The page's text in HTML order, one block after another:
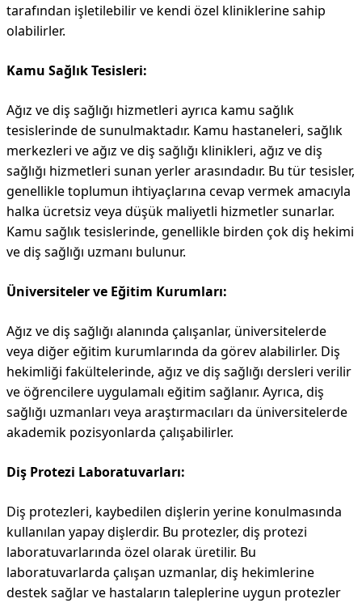
tarafından işletilebilir ve kendi özel kliniklerine sahip
olabilirler.
Kamu Sağlık Tesisleri:
Ağız ve diş sağlığı hizmetleri ayrıca kamu sağlık
tesislerinde de sunulmaktadır. Kamu hastaneleri, sağlık
merkezleri ve ağız ve diş sağlığı klinikleri, ağız ve diş
sağlığı hizmetleri sunan yerler arasındadır. Bu tür tesisler,
genellikle toplumun ihtiyaçlarına cevap vermek amacıyla
halka ücretsiz veya düşük maliyetli hizmetler sunarlar.
Kamu sağlık tesislerinde, genellikle birden çok diş hekimi
ve diş sağlığı uzmanı bulunur.
Üniversiteler ve Eğitim Kurumları:
Ağız ve diş sağlığı alanında çalışanlar, üniversitelerde
veya diğer eğitim kurumlarında da görev alabilirler. Diş
hekimliği fakültelerinde, ağız ve diş sağlığı dersleri verilir
ve öğrencilere uygulamalı eğitim sağlanır. Ayrıca, diş
sağlığı uzmanları veya araştırmacıları da üniversitelerde
akademik pozisyonlarda çalışabilirler.
Diş Protezi Laboratuvarları:
Diş protezleri, kaybedilen dişlerin yerine konulmasında
kullanılan yapay dişlerdir. Bu protezler, diş protezi
laboratuvarlarında özel olarak üretilir. Bu
laboratuvarlarda çalışan uzmanlar, diş hekimlerine
destek sağlar ve hastaların taleplerine uygun protezler